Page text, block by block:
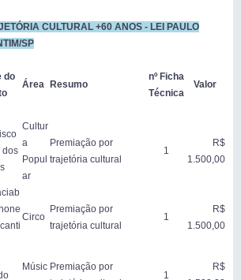
CULTURAL +60 ANOS - LEI PAULO
SP
do
Área Resumo
nº Ficha
Técnica
Valor
dos
Cultur
a
Popul
ar
Premiação por
trajetória cultural
1
R$
1.500,00
Circo
Premiação por
trajetória cultural
1
R$
1.500,00
Músic Premiação por
1
R$